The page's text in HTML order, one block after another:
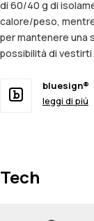
di 60/40 g di
calore/peso,
per mantenere una
possibilità di
bluesign®
leggi di piú
Tech